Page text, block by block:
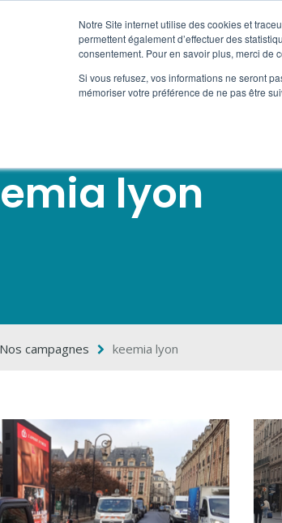
Notre Site internet utilise des cookies et
permettent également d’effectuer des
consentement. Pour en savoir plus, merci de
Si vous refusez, vos informations ne seront
mémoriser votre préférence de ne pas être
HORS-MÉDIA
lyon
Nos campagnes keemia lyon